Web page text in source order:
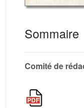
Sommaire
Comité de